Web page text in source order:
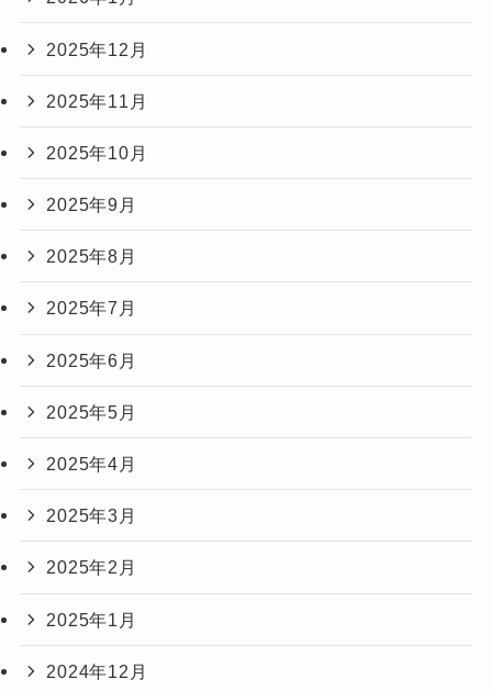
2025年12月
2025年11月
2025年10月
2025年9月
2025年8月
2025年7月
2025年6月
2025年5月
2025年4月
2025年3月
2025年2月
2025年1月
2024年12月